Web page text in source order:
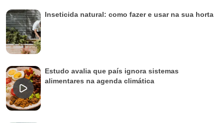
Inseticida natural: como fazer e usar na sua horta
Estudo avalia que país ignora sistemas
alimentares na agenda climática